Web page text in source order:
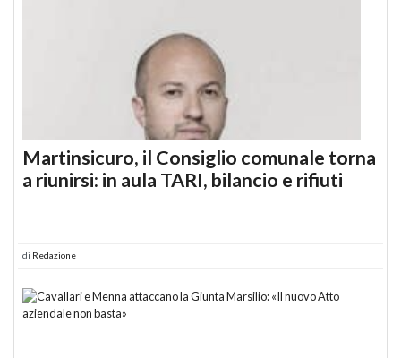
Martinsicuro, il Consiglio comunale torna
a riunirsi: in aula TARI, bilancio e rifiuti
di Redazione